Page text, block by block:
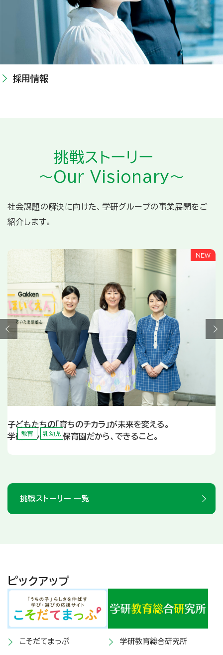
採用情報
挑戦ストーリー
～Our Visionary～
社会課題の解決に向けた、学研グループの事業展開をご
紹介します。
教育 乳幼児
子どもたちの「育ちのチカラ」が未来を変える。
学研グループの保育園だから、できること。
挑戦ストーリー 一覧
ピックアップ
こそだてまっぷ 学研教育総合研究所